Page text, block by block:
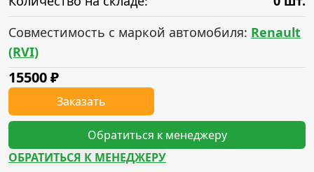
Совместимость с маркой автомобиля: Renault
(RVI)
15500₽
Заказать
Обратиться к менеджеру
ОБРАТИТЬСЯ К МЕНЕДЖЕРУ